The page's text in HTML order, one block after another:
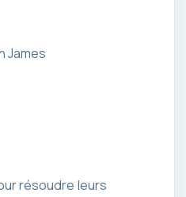
James
résoudre leurs